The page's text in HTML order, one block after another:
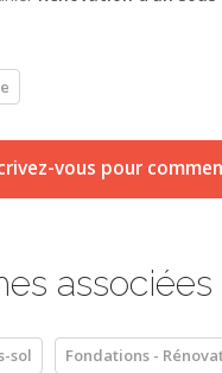
vous pour
associées
sol Fondations -